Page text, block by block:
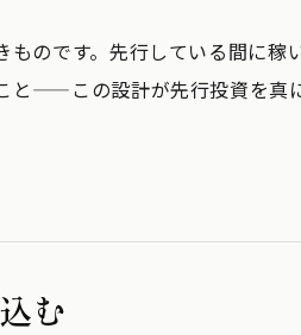
のです。先行している間に稼
と——この設計が先行投資を真
む